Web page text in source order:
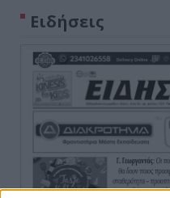
Ειδήσεις